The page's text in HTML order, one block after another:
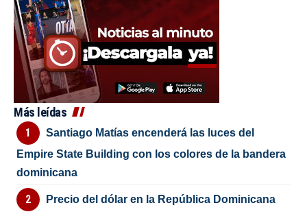
Más leídas
Santiago Matías encenderá las luces del
Empire State Building con los colores de la bandera
dominicana
Precio del dólar en la República Dominicana